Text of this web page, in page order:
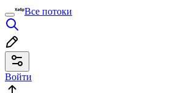
Все потоки
Войти